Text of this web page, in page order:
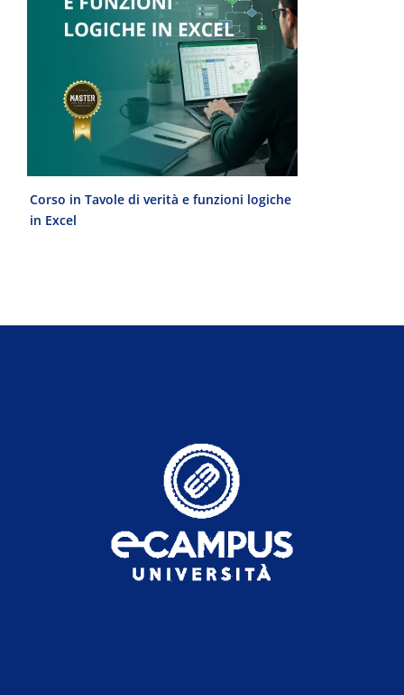
Corso in Tavole di verità e funzioni logiche
in Excel